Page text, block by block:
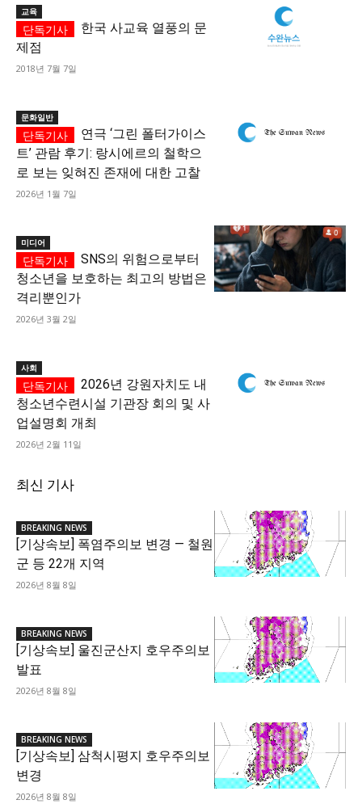
교육
한국 사교육 열풍의 문
제점
2018년 7월 7일
문화일반
연극 ‘그린 폴터가이스
트’ 관람 후기: 랑시에르의 철학으
로 보는 잊혀진 존재에 대한 고찰
2026년 1월 7일
미디어
SNS의 위험으로부터
청소년을 보호하는 최고의 방법은
격리뿐인가
2026년 3월 2일
사회
2026년 강원자치도 내
청소년수련시설 기관장 회의 및 사
업설명회 개최
2026년 2월 11일
최신 기사
BREAKING NEWS
[기상속보] 폭염주의보 변경 — 철원
군 등 22개 지역
2026년 8월 8일
BREAKING NEWS
[기상속보] 울진군산지 호우주의보
발표
2026년 8월 8일
BREAKING NEWS
[기상속보] 삼척시평지 호우주의보
변경
2026년 8월 8일